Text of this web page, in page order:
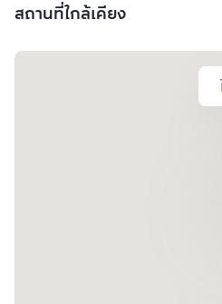
สถานที่ใกล้เคียง